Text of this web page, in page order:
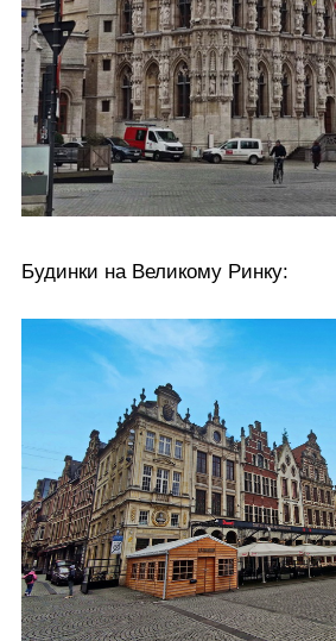
Будинки на Великому Ринку: